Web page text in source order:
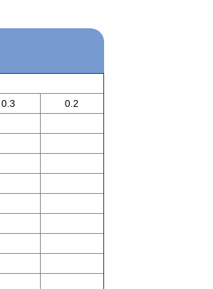
0.3
0.2